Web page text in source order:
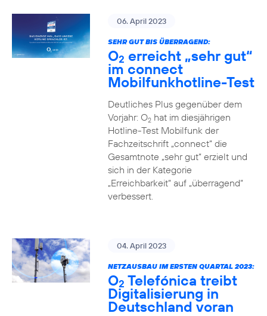
06. April 2023
SEHR GUT BIS ÜBERRAGEND:
O2 erreicht „sehr gut“
im connect
Mobilfunkhotline-Test
Deutliches Plus gegenüber dem
Vorjahr: O2hat im diesjährigen
Hotline-Test Mobilfunk der
Fachzeitschrift „connect“ die
Gesamtnote „sehr gut“ erzielt und
sich in der Kategorie
„Erreichbarkeit“ auf „überragend“
verbessert.
04. April 2023
NETZAUSBAU IM ERSTEN QUARTAL 2023:
O2 Telefónica treibt
Digitalisierung in
Deutschland voran